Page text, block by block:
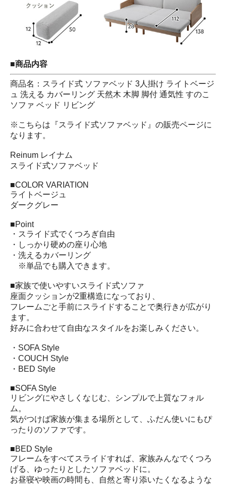
■商品内容
商品名：スライド式 ソファベッド 3人掛け ライトベージ
ュ 洗える カバーリング 天然木 木脚 脚付 通気性 すのこ
ソファ ベッド リビング
※こちらは『スライド式ソファベッド』の販売ページに
なります。
Reinum レイナム
スライド式ソファベッド
■COLOR VARIATION
ライトベージュ
ダークグレー
■Point
・スライド式でくつろぎ自由
・しっかり硬めの座り心地
・洗えるカバーリング
※単品でも購入できます。
■家族で使いやすいスライド式ソファ
座面クッションが2重構造になっており、
フレームごと手前にスライドすることで奥行きが広がり
ます。
好みに合わせて自由なスタイルをお楽しみください。
・SOFA Style
・COUCH Style
・BED Style
■SOFA Style
リビングにやさしくなじむ、シンプルで上質なフォル
ム。
気がつけば家族が集まる場所として、ふだん使いにもぴ
ったりのソファです。
■BED Style
フレームをすべてスライドすれば、家族みんなでくつろ
げる、ゆったりとしたソファベッドに。
お昼寝や映画の時間も、自然と寄り添いたくなるような